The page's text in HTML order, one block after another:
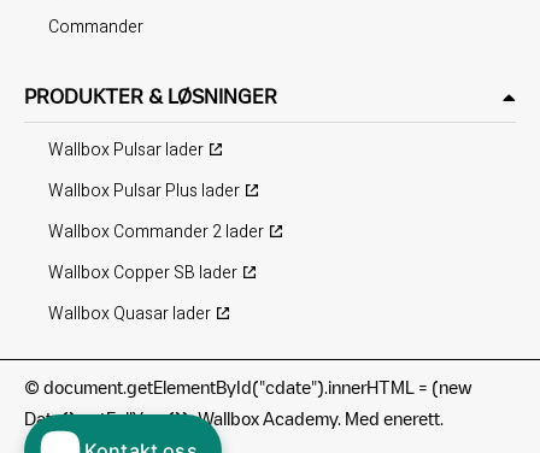
Commander
PRODUKTER & LØSNINGER
Wallbox Pulsar lader
Wallbox Pulsar Plus lader
Wallbox Commander 2 lader
Wallbox Copper SB lader
Wallbox Quasar lader
© document.getElementById("cdate").innerHTML = (new
Date().getFullYear()); Wallbox Academy. Med enerett.